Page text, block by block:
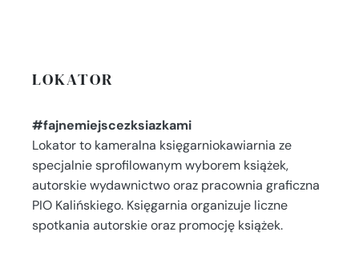
LOKATOR
#fajnemiejscezksiazkami
Lokator to kameralna księgarniokawiarnia ze
specjalnie sprofilowanym wyborem książek,
autorskie wydawnictwo oraz pracownia graficzna
PIO Kalińskiego. Księgarnia organizuje liczne
spotkania autorskie oraz promocję książek.